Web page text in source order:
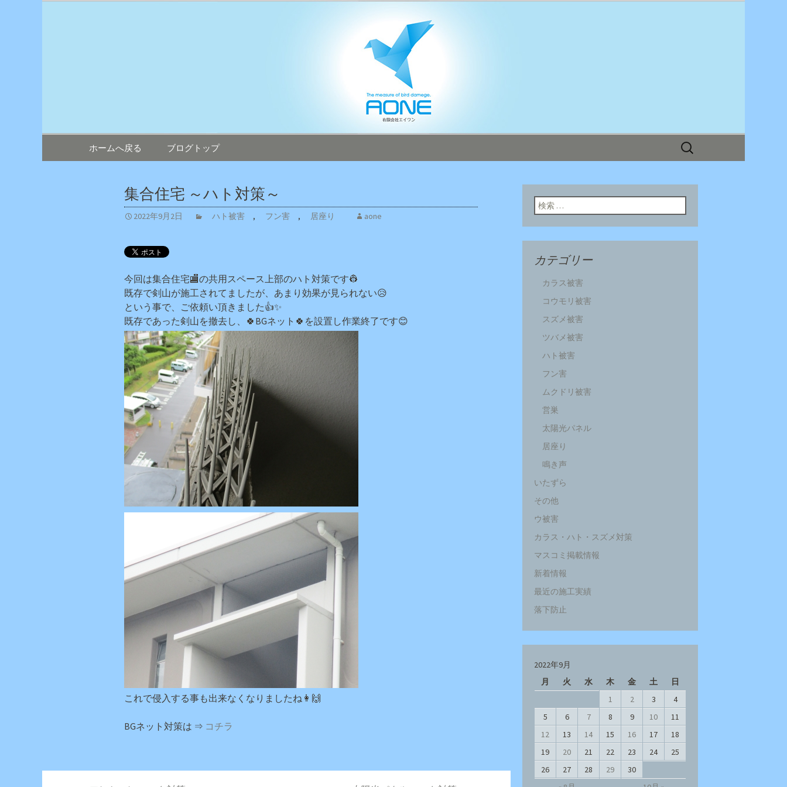
エイワン オフィシャルブログ
コンテンツへ移動
ホームへ戻る ブログトップ
検
集合住宅 ～ハト対策～
2022年9月2日 ハト被害 , フン害 , 居座り aone
今回は集合住宅🏬の共用スペース上部のハト対策です👷
既存で剣山が施工されてましたが、あまり効果が見られない😥
という事で、ご依頼い頂きました👍✨
既存であった剣山を撤去し、🍀BGネット🍀を設置し作業終了です😊
これで侵入する事も出来なくなりましたね👩🙌
BGネット対策は ⇒ コチラ
検索:
カテゴリー
カラス被害
コウモリ被害
スズメ被害
ツバメ被害
ハト被害
フン害
ムクドリ被害
営巣
太陽光パネル
居座り
鳴き声
いたずら
その他
ウ被害
カラス・ハト・スズメ対策
マスコミ掲載情報
新着情報
最近の施工実績
落下防止
2022年9月
月
火 水 木 金 土 日
1 2 3
4
5
6 7 8 9 10
11
12
13 14 15 16 17
18
19
20 21 22 23 24
25
26
27 28 29 30